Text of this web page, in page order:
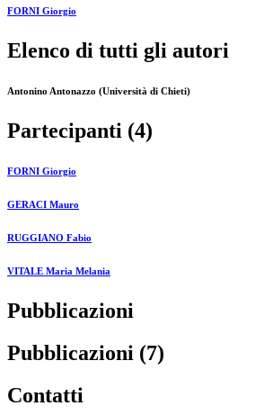
FORNI Giorgio
Elenco di tutti gli autori
Antonino Antonazzo (Università di Chieti)
Partecipanti (4)
FORNI Giorgio
GERACI Mauro
RUGGIANO Fabio
VITALE Maria Melania
Pubblicazioni
Pubblicazioni (7)
Contatti